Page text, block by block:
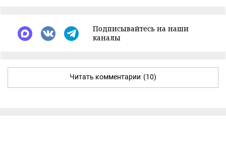
Подписывайтесь на наши
каналы
Читать комментарии (10)